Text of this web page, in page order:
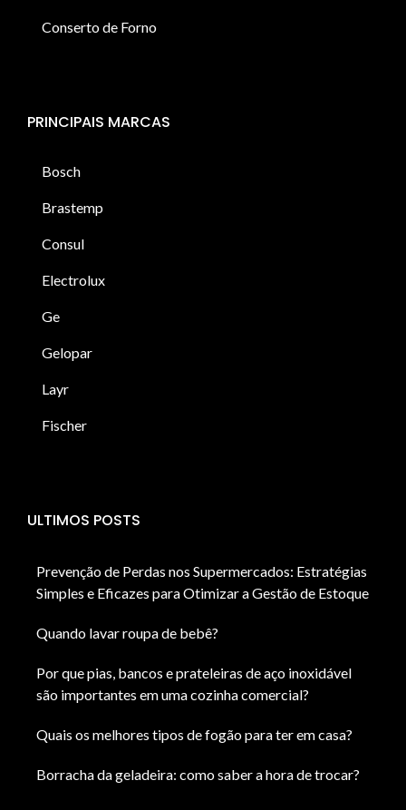
Conserto de Forno
PRINCIPAIS MARCAS
Bosch
Brastemp
Consul
Electrolux
Ge
Gelopar
Layr
Fischer
ULTIMOS POSTS
Prevenção de Perdas nos Supermercados: Estratégias
Simples e Eficazes para Otimizar a Gestão de Estoque
Quando lavar roupa de bebê?
Por que pias, bancos e prateleiras de aço inoxidável
são importantes em uma cozinha comercial?
Quais os melhores tipos de fogão para ter em casa?
Borracha da geladeira: como saber a hora de trocar?